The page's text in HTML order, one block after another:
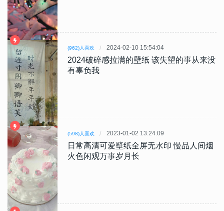
(962)人喜欢 2024-02-10 15:54:04
2024破碎感拉满的壁纸 该失望的事从来没
有辜负我
(598)人喜欢 2023-01-02 13:24:09
日常高清可爱壁纸全屏无水印 慢品人间烟
火色闲观万事岁月长